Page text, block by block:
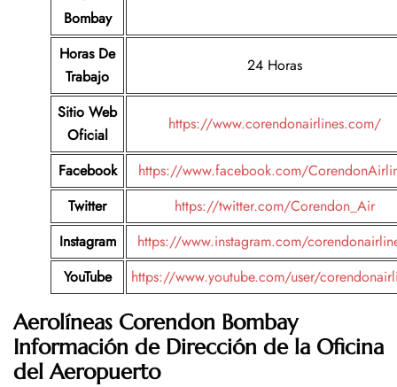
Bombay
Horas De
Trabajo
24 Horas
Sitio Web
Oficial
https://www.corendonairlines.com/
Facebook
https://www.facebook.com/
Twitter
https://twitter.com/Corendon_Air
Instagram
https://www.instagram.com/
YouTube
https://www.youtube.com/user/
Aerolíneas Corendon Bombay
Información de Dirección de la Oficina
del Aeropuerto